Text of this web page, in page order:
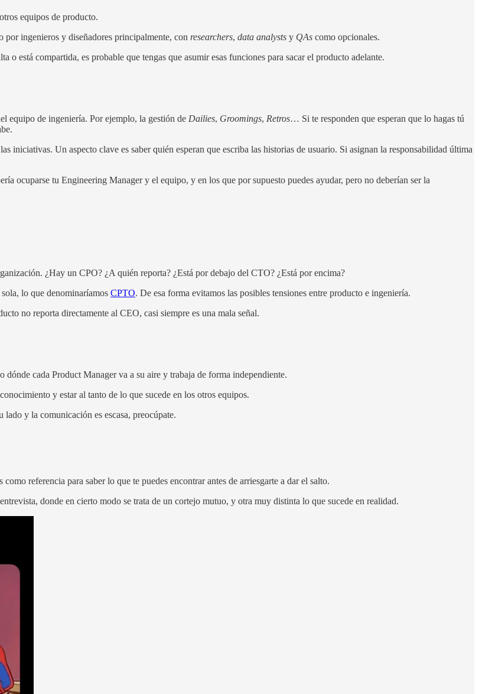
equipos de producto.
por ingenieros y diseñadores principalmente, con researchers, data analysts y QAs como opcionales.
o está compartida, es probable que tengas que asumir esas funciones para sacar el producto adelante.
equipo de ingeniería. Por ejemplo, la gestión de Dailies, Groomings, Retros… Si te responden que esperan que lo hagas tú
iniciativas. Un aspecto clave es saber quién esperan que escriba las historias de usuario. Si asignan la responsabilidad última
ocuparse tu Engineering Manager y el equipo, y en los que por supuesto puedes ayudar, pero no deberían ser la
¿Hay un CPO? ¿A quién reporta? ¿Está por debajo del CTO? ¿Está por encima?
sola, lo que denominaríamos CPTO. De esa forma evitamos las posibles tensiones entre producto e ingeniería.
no reporta directamente al CEO, casi siempre es una mala señal.
cada Product Manager va a su aire y trabaja de forma independiente.
y estar al tanto de lo que sucede en los otros equipos.
lado y la comunicación es escasa, preocúpate.
referencia para saber lo que te puedes encontrar antes de arriesgarte a dar el salto.
donde en cierto modo se trata de un cortejo mutuo, y otra muy distinta lo que sucede en realidad.